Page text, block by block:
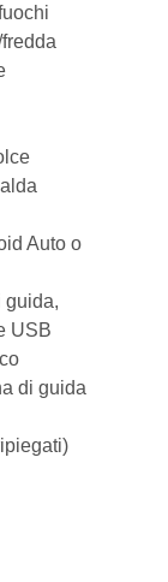
Auto o
guida,
USB
di guida